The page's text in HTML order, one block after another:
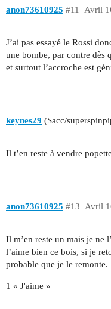
anon73610925 Avril
#11
J’ai pas essayé le Rossi
une bombe, par contre dès
et surtout l’accroche est
keynes29 (Sacc/
Il t’en reste à vendre
anon73610925 Avril
#13
Il m’en reste un mais je ne
l’aime bien ce bois, si je
probable que je le remonte.
1 « J'aime »